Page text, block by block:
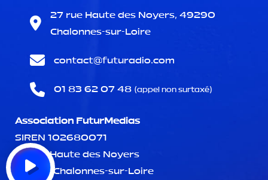
27 rue Haute des Noyers, 49290
Chalonnes-sur-Loire
contact@futuradio.com
01 83 62 07 48 (appel non surtaxé)
Association FuturMedias
SIREN 102680071
27 rue Haute des Noyers
49290 Chalonnes-sur-Loire